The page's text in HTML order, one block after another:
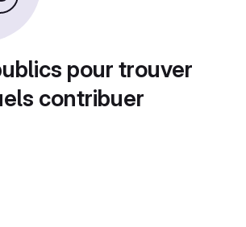
pour trouver
contribuer